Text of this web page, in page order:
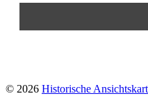
© 2026 Historische